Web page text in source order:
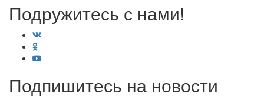
Подружитесь с нами!
Подпишитесь на новости